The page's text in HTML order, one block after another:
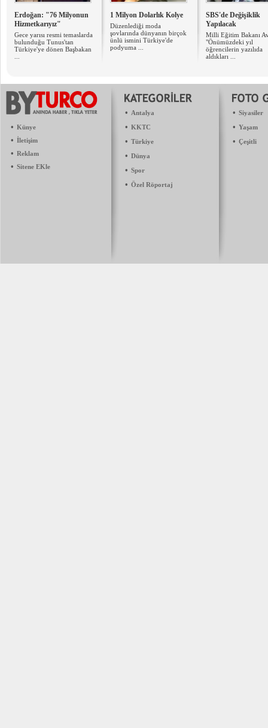
Erdoğan: "76 Milyonun
Hizmetkarıyız"
Gece yarısı resmi temaslarda
bulunduğu Tunus'tan
Türkiye'ye dönen Başbakan
1 Milyon Dolarlık Kolye
Düzenlediği moda
şovlarında dünyanın birçok
ünlü ismini Türkiye'de
podyuma ...
SBS'de Değişiklik
Yapılacak
Milli Eğitim Bakanı
"Önümüzdeki yıl
öğrencilerin yazılıda
aldıkları ...
• Künye
• İletişim
• Reklam
• Sitene EKle
• Antalya
• KKTC
• Türkiye
• Dünya
• Spor
• Özel Röportaj
• Siyasiler
• Yaşam
• Çeşitli